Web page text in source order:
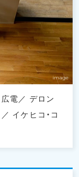
広電
デロン
イケヒコ・コ